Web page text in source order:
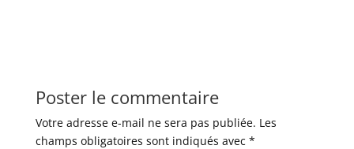
Poster le commentaire
Votre adresse e-mail ne sera pas publiée. Les
champs obligatoires sont indiqués avec *